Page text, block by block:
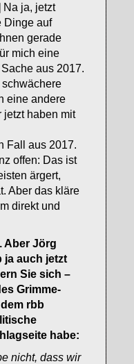
Na ja, jetzt
Dinge auf
gerade
mich eine
aus 2017.
eine andere
jetzt haben mit
Fall aus 2017.
offen: Das ist
ärgert,
Aber das kläre
direkt und
Aber Jörg
ja auch jetzt
Sie sich –
Grimme-
rbb
habe:
nicht, dass wir